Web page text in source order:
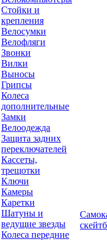
Стойки и
крепления
Велосумки
Велофляги
Звонки
Вилки
Выносы
Грипсы
Колеса
дополнительные
Замки
Велоодежда
Защита задних
переключателей
Кассеты,
трещотки
Ключи
Камеры
Каретки
Шатуны и
ведущие звезды
Колеса передние